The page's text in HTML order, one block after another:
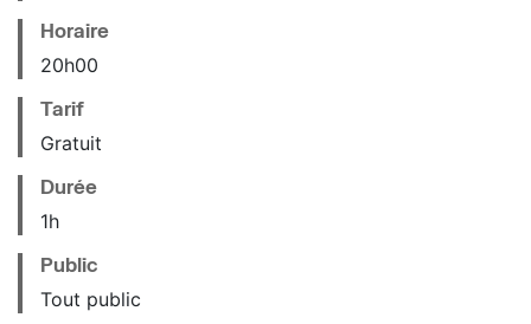
Horaire
20h00
Tarif
Gratuit
Durée
1h
Public
Tout public